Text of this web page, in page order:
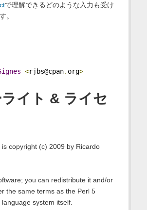
で理解できるどのような入力も受け
。
<rjbs@cpan. org>
イト & ライセ
copyright (c) 2009 by Ricardo
you can redistribute it and/or
the same terms as the Perl 5
system itself.